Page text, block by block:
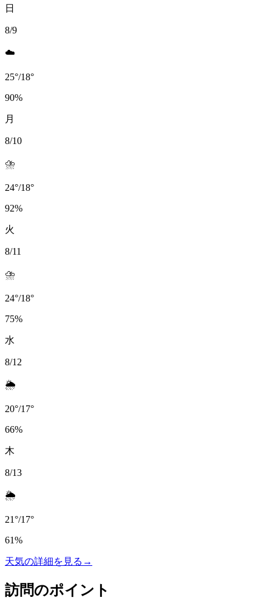
日
8/9
☁️
25°/18°
90%
月
8/10
⛈️
24°/18°
92%
火
8/11
⛈️
24°/18°
75%
水
8/12
🌦️
20°/17°
66%
木
8/13
🌦️
21°/17°
61%
天気の詳細を見る →
訪問のポイント